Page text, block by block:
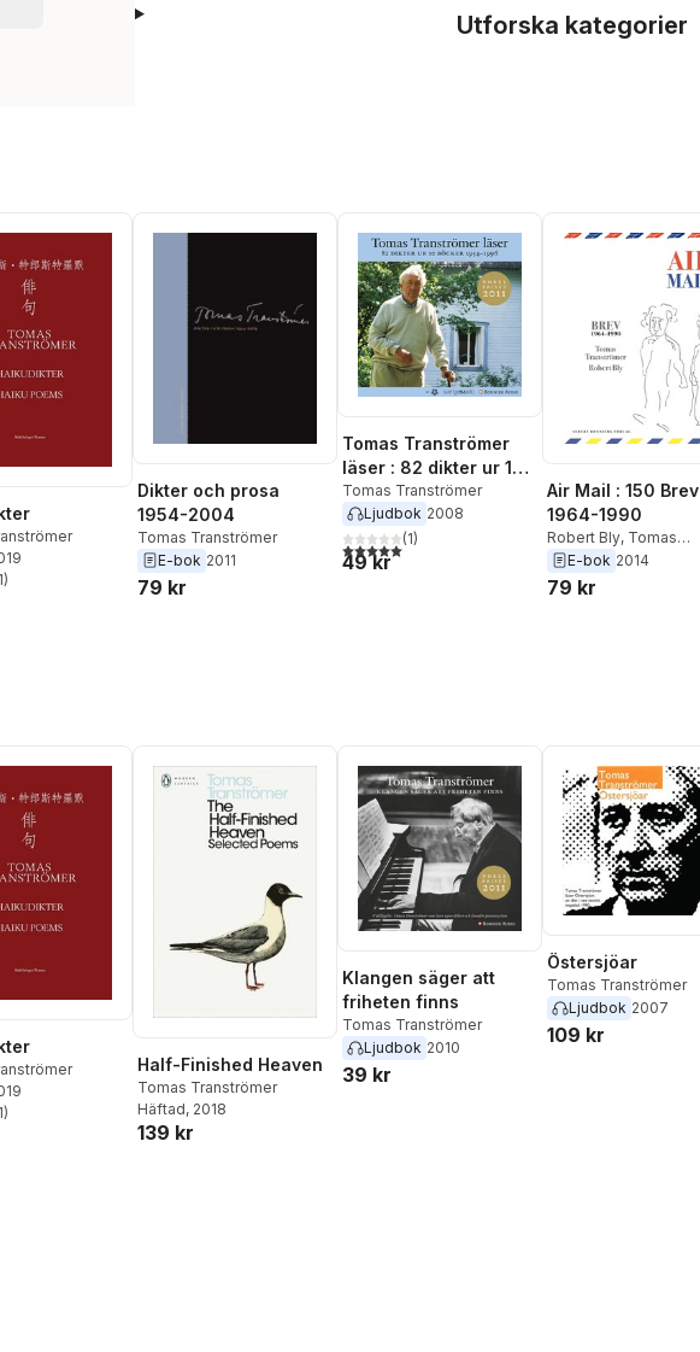
Utforska kategorier
Totalt antal röster:
1)
Dikter och prosa
1954-2004
Tomas Tranströmer
E-bok 2011
79 kr
Tomas Tranströmer
läser : 82 dikter ur 10
böcker 1954 - 1996
Tomas Tranströmer
Ljudbok 2008
5,0utav 5 stjärnor. Totalt antal röster:
(1)
49 kr
Air Mail : 150 Brev
1964-1990
Robert Bly, Tomas
Tranströmer
E-bok 2014
79 kr
Totalt antal röster:
1)
Half-Finished Heaven
Tomas Tranströmer
Häftad, 2018
139 kr
Klangen säger att
friheten finns
Tomas Tranströmer
Ljudbok 2010
39 kr
Östersjöar
Tomas Tranströmer
Ljudbok 2007
109 kr